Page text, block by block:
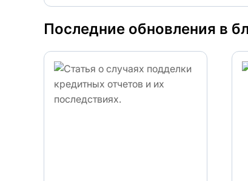
Последние обновления в